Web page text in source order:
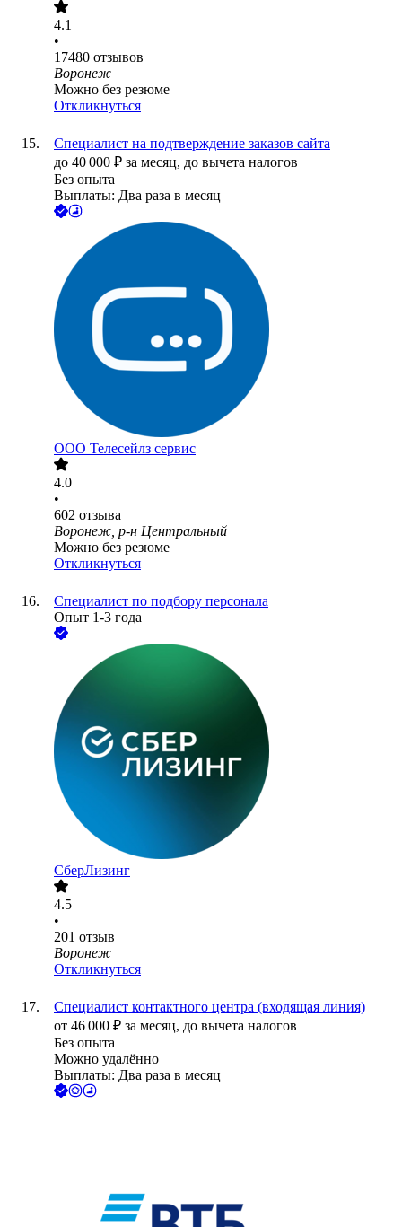
4.1
•
17480 отзывов
Воронеж
Можно без резюме
Откликнуться
Специалист на подтверждение заказов сайта
до 40 000 ₽ за месяц, до вычета налогов
Без опыта
Выплаты: Два раза в месяц
ООО Телесейлз сервис
4.0
•
602 отзыва
Воронеж, р-н Центральный
Можно без резюме
Откликнуться
Специалист по подбору персонала
Опыт 1-3 года
СберЛизинг
4.5
•
201 отзыв
Воронеж
Откликнуться
Специалист контактного центра (входящая линия)
от 46 000 ₽ за месяц, до вычета налогов
Без опыта
Можно удалённо
Выплаты: Два раза в месяц